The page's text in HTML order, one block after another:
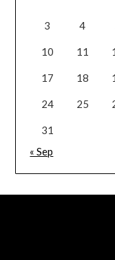
3 4
10 11
17 18
24 25
31
« Sep